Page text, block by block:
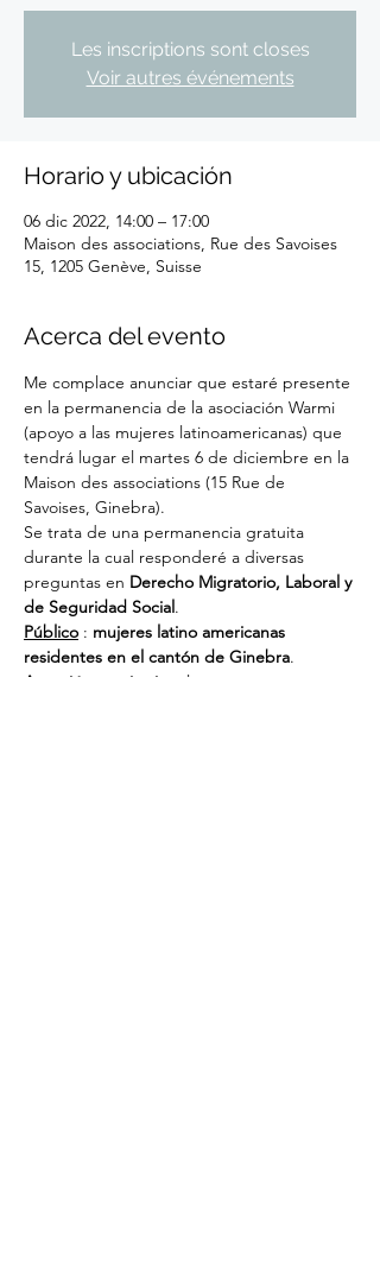
Les inscriptions sont closes
Voir autres événements
Horario y ubicación
06 dic 2022, 14:00 – 17:00
Maison des associations, Rue des Savoises
15, 1205 Genève, Suisse
Acerca del evento
Me complace anunciar que estaré presente
en la permanencia de la asociación Warmi
(apoyo a las mujeres latinoamericanas) que
tendrá lugar el martes 6 de diciembre en la
Maison des associations (15 Rue de
Savoises, Ginebra).
Se trata de una permanencia gratuita
durante la cual responderé a diversas
preguntas en Derecho Migratorio, Laboral y
de Seguridad Social.
Público : mujeres latino americanas
residentes en el cantón de Ginebra.
Atención previa cita
: las personas